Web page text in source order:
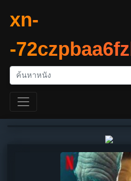
xn-
-